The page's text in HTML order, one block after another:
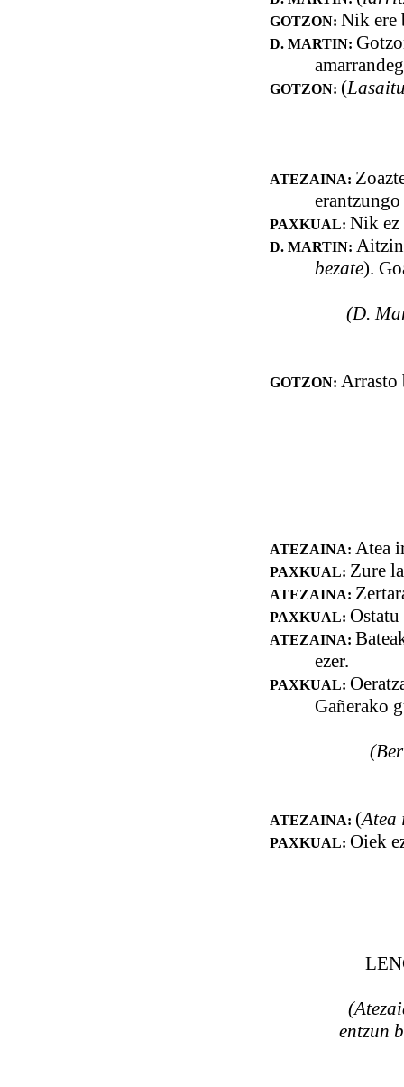
GOTZON: Nik ere
D. MARTIN:
GOTZON: (
ATEZAINA:
PAXKUAL: Nik ez
D. MARTIN:
bezate).
(D.
GOTZON: Arrasto
ATEZAINA: Atea
PAXKUAL: Zure
ATEZAINA:
PAXKUAL:
ATEZAINA:
ezer.
PAXKUAL:
Gañerako
ATEZAINA: (Atea
PAXKUAL: Oiek
entzun